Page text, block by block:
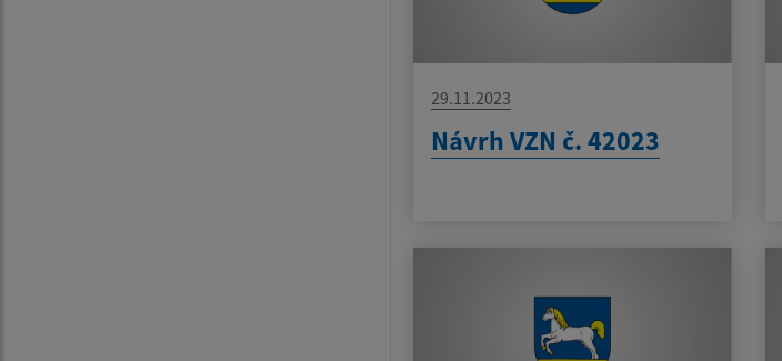
29.11.2023
Návrh VZN č. 42023